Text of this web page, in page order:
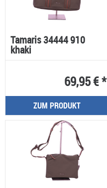
Tamaris 34444 910
khaki
69,95 € *
ZUM PRODUKT